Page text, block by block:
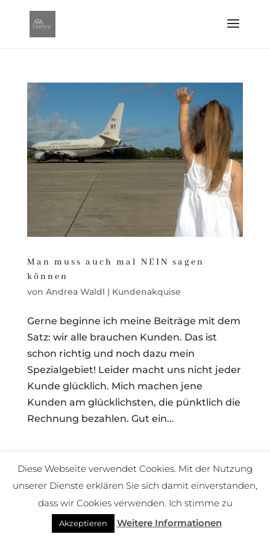
Man muss auch mal NEIN sagen
können
von Andrea Waldl | Kundenakquise
Gerne beginne ich meine Beiträge mit dem
Satz: wir alle brauchen Kunden. Das ist
schon richtig und noch dazu mein
Spezialgebiet! Leider macht uns nicht jeder
Kunde glücklich. Mich machen jene
Kunden am glücklichsten, die pünktlich die
Rechnung bezahlen. Gut ein...
(c) Andrea Waldl
Diese Webseite verwendet Cookies. Mit der Nutzung
unserer Dienste erklären Sie sich damit einverstanden,
dass wir Cookies verwenden. Ich stimme zu
Akzeptieren Weitere Informationen